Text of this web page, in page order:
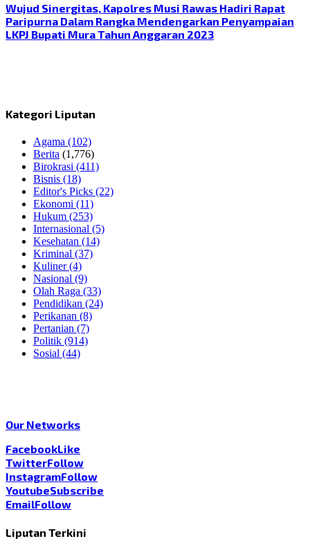
Wujud Sinergitas, Kapolres Musi Rawas Hadiri Rapat
Paripurna Dalam Rangka Mendengarkan Penyampaian
LKPJ Bupati Mura Tahun Anggaran 2023
Kategori Liputan
Agama (102)
Berita (1,776)
Birokrasi (411)
Bisnis (18)
Editor's Picks (22)
Ekonomi (11)
Hukum (253)
Internasional (5)
Kesehatan (14)
Kriminal (37)
Kuliner(4)
Nasional (9)
Olah Raga (33)
Pendidikan (24)
Perikanan (8)
Pertanian (7)
Politik (914)
Sosial (44)
Our Networks
FacebookLike
TwitterFollow
InstagramFollow
YoutubeSubscribe
EmailFollow
Liputan Terkini